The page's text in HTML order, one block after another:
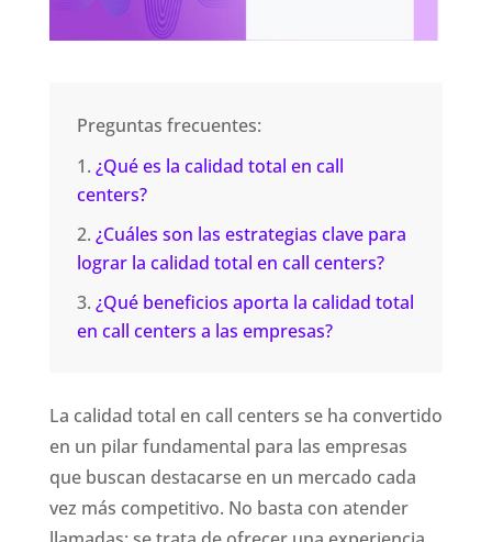
Preguntas frecuentes:
¿Qué es la calidad total en call
centers?
¿Cuáles son las estrategias clave para
lograr la calidad total en call centers?
¿Qué beneficios aporta la calidad total
en call centers a las empresas?
La calidad total en call centers se ha convertido
en un pilar fundamental para las empresas
que buscan destacarse en un mercado cada
vez más competitivo. No basta con atender